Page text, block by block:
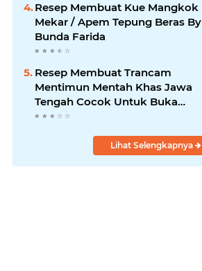
Resep Membuat Kue Mangkok
Mekar / Apem Tepung Beras By
Bunda Farida
Resep Membuat Trancam
Mentimun Mentah Khas Jawa
Tengah Cocok Untuk Buka
Puasa
Lihat Selengkapnya